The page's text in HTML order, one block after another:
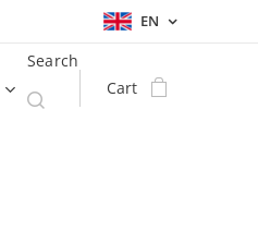
EN
Search
Cart